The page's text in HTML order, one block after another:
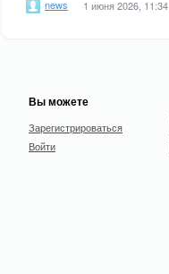
news 1 июня 2026, 11:34
Вы можете
Зарегистрироваться
Войти